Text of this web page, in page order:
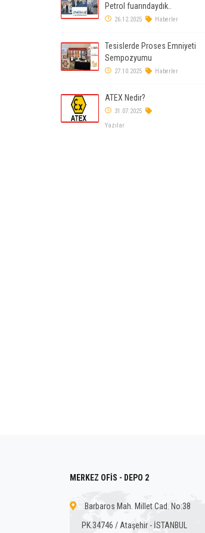
Petrol fuarındaydık..
26.12.2025 Haberler
Tesislerde Proses Emniyeti
Sempozyumu
27.10.2025 Haberler
ATEX Nedir?
31.07.2025
Yazılar
MERKEZ OFİS - DEPO 2
Barbaros Mah. Millet Cad. No:38
PK.34746 / Ataşehir - İSTANBUL